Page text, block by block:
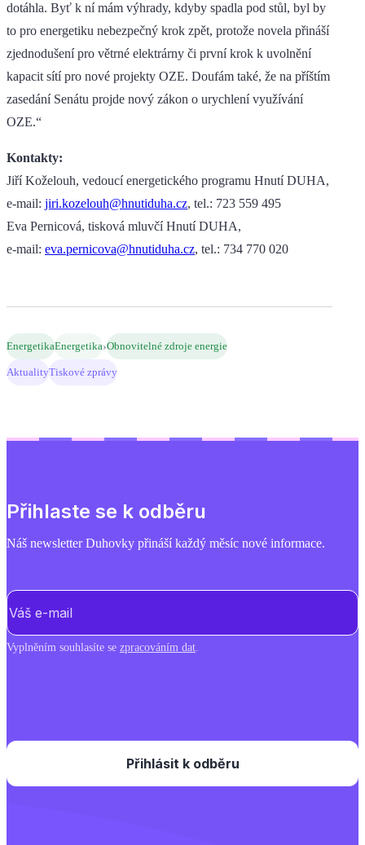
dotáhla. Byť k ní mám výhrady, kdyby spadla pod stůl, byl by
to pro energetiku nebezpečný krok zpět, protože novela přináší
zjednodušení pro větrné elektrárny či první krok k uvolnění
kapacit sítí pro nové projekty OZE. Doufám také, že na příštím
zasedání Senátu projde nový zákon o urychlení využívání
OZE.“
Kontakty:
Jiří Koželouh, vedoucí energetického programu Hnutí DUHA,
e-mail: jiri.kozelouh@hnutiduha.cz, tel.: 723 559 495
Eva Pernicová, tisková mluvčí Hnutí DUHA,
e-mail: eva.pernicova@hnutiduha.cz, tel.: 734 770 020
EnergetikaEnergetika›Obnovitelné zdroje energie
AktualityTiskové zprávy
Přihlaste se k odběru
Náš newsletter Duhovky přináší každý měsíc nové informace.
E-mail
Vyplněním souhlasíte se zpracováním dat.